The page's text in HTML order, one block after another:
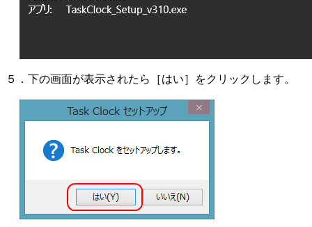
５．下の画面が表示されたら［はい］をクリックします。